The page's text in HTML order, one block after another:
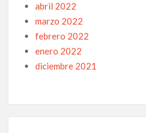
abril 2022
marzo 2022
febrero 2022
enero 2022
diciembre 2021